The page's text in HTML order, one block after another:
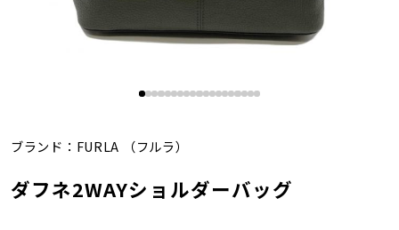
ブランド： FURLA （フルラ）
ダフネ2WAYショルダーバッグ